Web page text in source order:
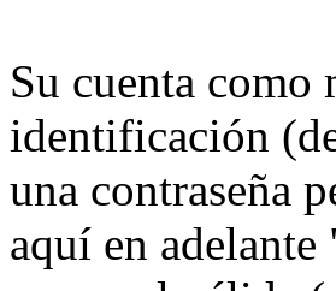
Su cuenta como
identificación
una contraseña
aquí en